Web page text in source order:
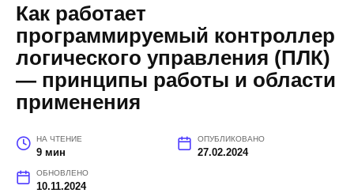
Как работает
программируемый контроллер
логического управления (ПЛК)
— принципы работы и области
применения
НА ЧТЕНИЕ
9 мин
ОПУБЛИКОВАНО
27.02.2024
ОБНОВЛЕНО
10.11.2024